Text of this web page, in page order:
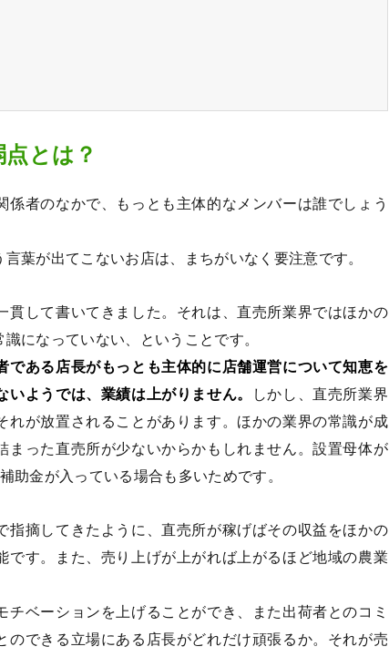
とは？
係者のなかで、もっとも主体的なメンバーは誰でしょう
葉が出てこないお店は、まちがいなく要注意です。
貫して書いてきました。それは、直売所業界ではほかの
になっていない、ということです。
である店長がもっとも主体的に店舗運営について知恵を
ようでは、業績は上がりません。
しかし、直売所業界
れが放置されることがあります。ほかの業界の常識が成
まった直売所が少ないからかもしれません。設置母体が
助金が入っている場合も多いためです。
指摘してきたように、直売所が稼げばその収益をほかの
です。また、売り上げが上がれば上がるほど地域の農業
チベーションを上げることができ、また出荷者とのコミ
のできる立場にある店長がどれだけ頑張るか。それが売